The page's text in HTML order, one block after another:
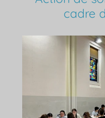
cadre